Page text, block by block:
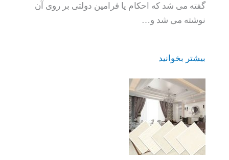
گفته می شد که احکام یا فرامین دولتی بر روی آن
نوشته می شد و…
بیشتر بخوانید